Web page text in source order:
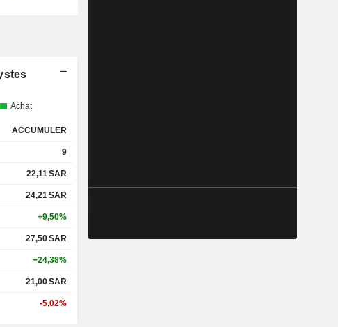
Achat
ACCUMULER
9
22,11SAR
24,21SAR
+9,50%
27,50SAR
+24,38%
21,00SAR
-5,02%